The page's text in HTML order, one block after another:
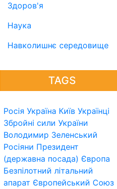
Здоров'я
Наука
Навколишнє середовище
TAGS
Росія Україна Київ Українці
Збройні сили України
Володимир Зеленський
Росіяни Президент
(державна посада) Європа
Безпілотний літальний
апарат Європейський Союз